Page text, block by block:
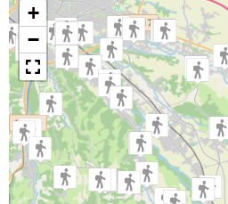
Trier par
Horodatage
+
−